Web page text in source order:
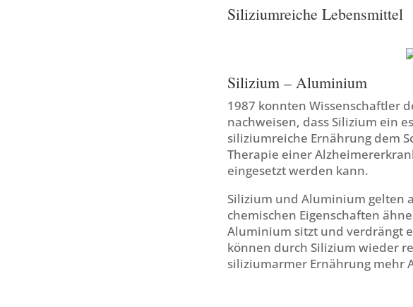
Siliziumreiche Lebensmittel
Silizium – Aluminium
1987 konnten Wissenschaftler
nachweisen, dass Silizium ein
siliziumreiche Ernährung dem
Therapie einer
eingesetzt werden kann.
Silizium und Aluminium gelten
chemischen Eigenschaften
Aluminium sitzt und verdrängt
können durch Silizium wieder
siliziumarmer Ernährung mehr